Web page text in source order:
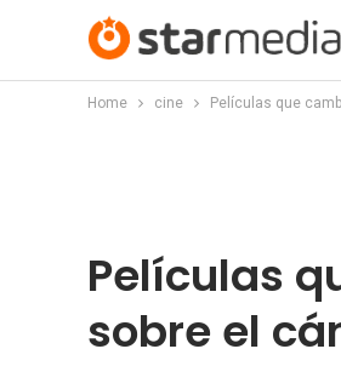
Home cine Películas que
Películas
sobre el